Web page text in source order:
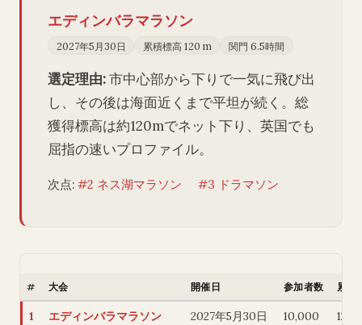
エディンバラマラソン
2027年5月30日 累積標高 120 m 関門 6.5時間
選定理由:市中心部から下りで一気に飛び出
し、その後は海面近くまで平坦が続く。総
獲得標高は約120mでネット下り、英国でも
屈指の速いプロファイル。
次点: #2 ネス湖マラソン #3 ドラマソン
# 大会 開催日 参加者数 累積
1 エディンバラマラソン 2027年5月30日 10,000 120